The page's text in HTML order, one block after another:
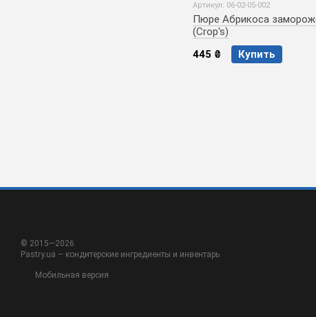
Артикул: 06-02-05-002
Пюре Абрикоса
(Crop's)
445 ₴
Купить
© 2015—2026
Pastry.ua – кондитерские ингредиенты и инвентарь
Мобильная версия